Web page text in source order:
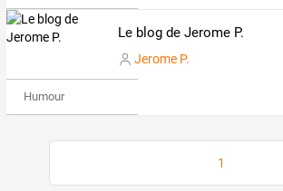
Le blog de Jerome P.
Jerome P.
Humour
1